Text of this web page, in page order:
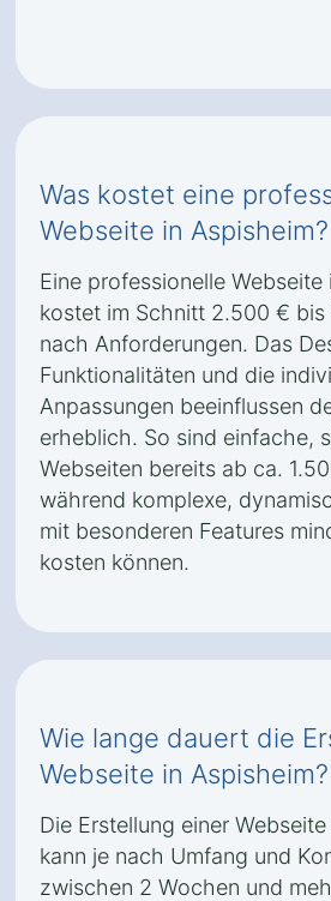
Was kostet eine
Webseite in Aspisheim?
Eine professionelle Webseite
kostet im Schnitt 2.500 € bis
nach Anforderungen. Das
Funktionalitäten und die
Anpassungen beeinflussen
erheblich. So sind einfache,
Webseiten bereits ab ca.
während komplexe,
mit besonderen Features
kosten können.
Wie lange dauert die
Webseite in Aspisheim?
Die Erstellung einer
kann je nach Umfang und
zwischen 2 Wochen und